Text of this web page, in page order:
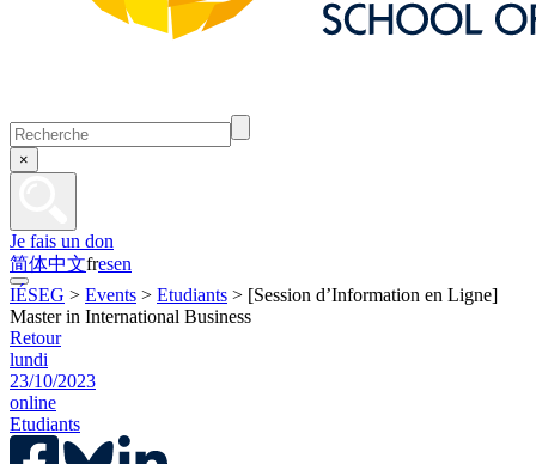
×
Je fais un don
简体中文fresen
IÉSEG > Events > Etudiants > [Session d’Information en Ligne]
Master in International Business
Retour
lundi
23/10/2023
online
Etudiants